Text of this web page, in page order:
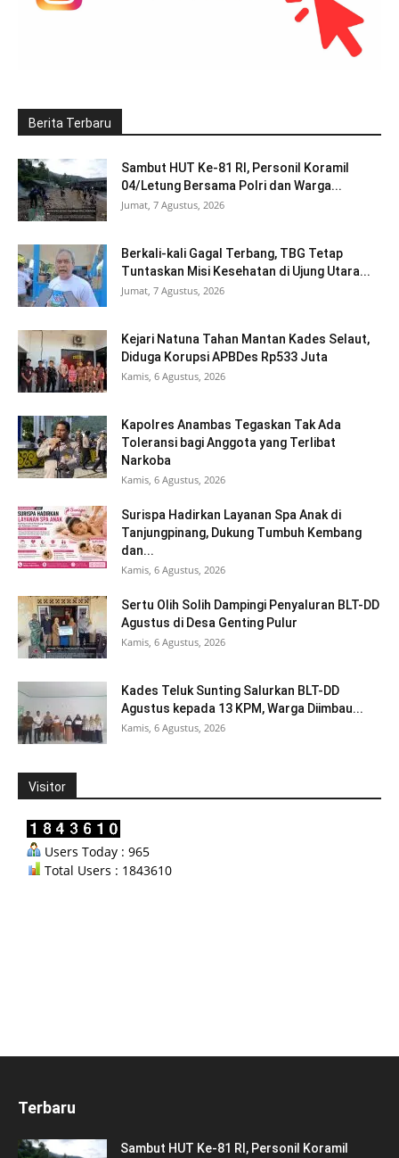
Berita Terbaru
Sambut HUT Ke-81 RI, Personil Koramil
04/Letung Bersama Polri dan Warga...
Jumat, 7 Agustus, 2026
Berkali-kali Gagal Terbang, TBG Tetap
Tuntaskan Misi Kesehatan di Ujung Utara...
Jumat, 7 Agustus, 2026
Kejari Natuna Tahan Mantan Kades Selaut,
Diduga Korupsi APBDes Rp533 Juta
Kamis, 6 Agustus, 2026
Kapolres Anambas Tegaskan Tak Ada
Toleransi bagi Anggota yang Terlibat
Narkoba
Kamis, 6 Agustus, 2026
Surispa Hadirkan Layanan Spa Anak di
Tanjungpinang, Dukung Tumbuh Kembang
dan...
Kamis, 6 Agustus, 2026
Sertu Olih Solih Dampingi Penyaluran BLT-DD
Agustus di Desa Genting Pulur
Kamis, 6 Agustus, 2026
Kades Teluk Sunting Salurkan BLT-DD
Agustus kepada 13 KPM, Warga Diimbau...
Kamis, 6 Agustus, 2026
Visitor
Users Today : 965
Total Users : 1843610
Terbaru
Sambut HUT Ke-81 RI, Personil Koramil